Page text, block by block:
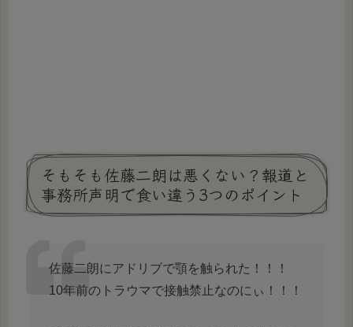
そもそも佐藤二朗は悪くない？報道と
事務所声明で食い違う3つのポイント
佐藤二朗にアドリブで顎を触られた！！！
10年前のトラウマで接触禁止なのにぃ！！！